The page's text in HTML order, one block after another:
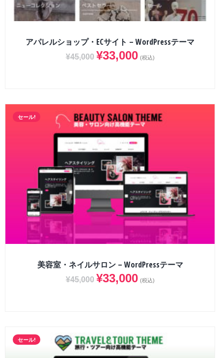
アパレルショップ・ECサイト – WordPressテーマ
¥45,000 ¥33,000 (税込)
セール!
美容室・ネイルサロン – WordPressテーマ
¥45,000 ¥33,000 (税込)
セール!